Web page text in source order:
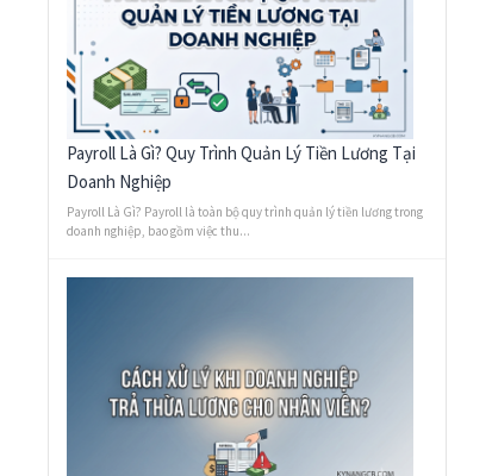
Payroll Là Gì? Quy Trình Quản Lý Tiền Lương Tại
Doanh Nghiệp
Payroll Là Gì? Payroll là toàn bộ quy trình quản lý tiền lương trong
doanh nghiệp, bao gồm việc thu...